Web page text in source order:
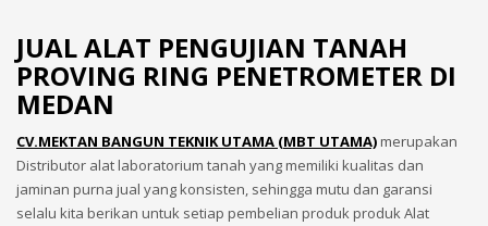
JUAL ALAT PENGUJIAN TANAH
PROVING RING PENETROMETER DI
MEDAN
CV.MEKTAN BANGUN TEKNIK UTAMA (MBT UTAMA)merupakan
Distributor alat laboratorium tanah yang memiliki kualitas dan
jaminan purna jual yang konsisten, sehingga mutu dan garansi
selalu kita berikan untuk setiap pembelian produk produk Alat